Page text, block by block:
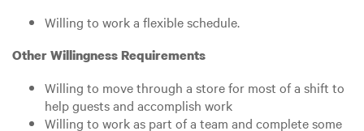
Willing to work a flexible schedule.
Other Willingness Requirements
Willing to move through a store for most of a shift to
help guests and accomplish work
Willing to work as part of a team and complete some